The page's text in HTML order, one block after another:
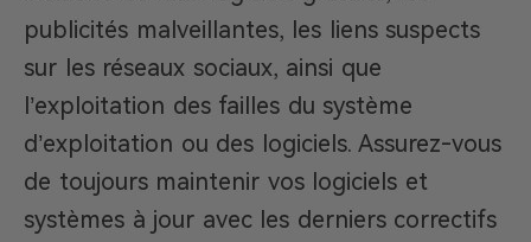
publicités malveillantes, les liens suspects
sur les réseaux sociaux, ainsi que
l’exploitation des failles du système
d’exploitation ou des logiciels. Assurez-vous
de toujours maintenir vos logiciels et
systèmes à jour avec les derniers correctifs